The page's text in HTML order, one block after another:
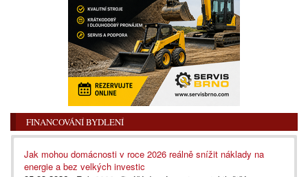
FINANCOVÁNÍ BYDLENÍ
Jak mohou domácnosti v roce 2026 reálně snížit náklady na
energie a bez velkých investic